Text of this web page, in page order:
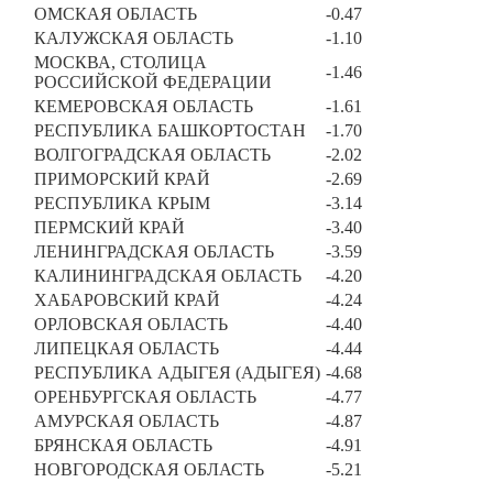
ОМСКАЯ ОБЛАСТЬ
-0.47
КАЛУЖСКАЯ ОБЛАСТЬ
-1.10
МОСКВА, СТОЛИЦА
РОССИЙСКОЙ ФЕДЕРАЦИИ
-1.46
КЕМЕРОВСКАЯ ОБЛАСТЬ
-1.61
РЕСПУБЛИКА БАШКОРТОСТАН
-1.70
ВОЛГОГРАДСКАЯ ОБЛАСТЬ
-2.02
ПРИМОРСКИЙ КРАЙ
-2.69
РЕСПУБЛИКА КРЫМ
-3.14
ПЕРМСКИЙ КРАЙ
-3.40
ЛЕНИНГРАДСКАЯ ОБЛАСТЬ
-3.59
КАЛИНИНГРАДСКАЯ ОБЛАСТЬ
-4.20
ХАБАРОВСКИЙ КРАЙ
-4.24
ОРЛОВСКАЯ ОБЛАСТЬ
-4.40
ЛИПЕЦКАЯ ОБЛАСТЬ
-4.44
РЕСПУБЛИКА АДЫГЕЯ (АДЫГЕЯ) -4.68
ОРЕНБУРГСКАЯ ОБЛАСТЬ
-4.77
АМУРСКАЯ ОБЛАСТЬ
-4.87
БРЯНСКАЯ ОБЛАСТЬ
-4.91
НОВГОРОДСКАЯ ОБЛАСТЬ
-5.21